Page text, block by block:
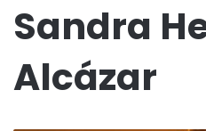
Sandra
Alcázar